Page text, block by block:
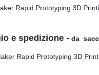
e spedizione -da